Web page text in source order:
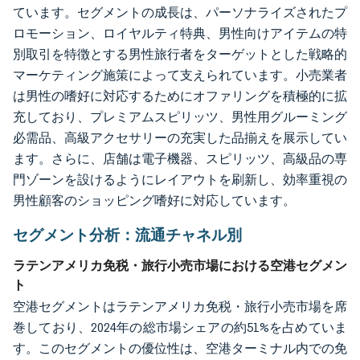
ています。セグメントの成長は、パーソナライズされたプ
ロモーション、ロイヤルティ特典、男性向けアイテムの特
別取引を特徴とする男性旅行者をターゲットとした戦略的
マーケティング施策によって支えられています。小売業者
は男性の嗜好に対応するためにオファリングを積極的に拡
充しており、プレミアムスピリッツ、男性用グルーミング
必需品、高級アクセサリーの充実した品揃えを展示してい
ます。さらに、店舗は電子機器、スピリッツ、高級品の専
門ゾーンを設けるようにレイアウトを刷新し、効率重視の
男性顧客のショッピング嗜好に対応しています。
セグメント分析：流通チャネル別
ラテンアメリカ免税・旅行小売市場における空港セグメン
ト
空港セグメントはラテンアメリカ免税・旅行小売市場を席
巻しており、2024年の総市場シェアの約51%を占めていま
す。このセグメントの優位性は、空港ターミナル内での免